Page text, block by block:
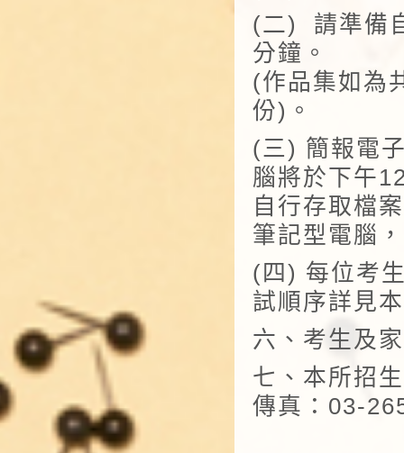
(二) 請準備
分鐘。
(作品集如為
份)。
(三) 簡報電
腦將於下午
自行存取檔
筆記型電腦
(四) 每位考
試順序詳見
六、考生及
七、本所招
傳真：03-